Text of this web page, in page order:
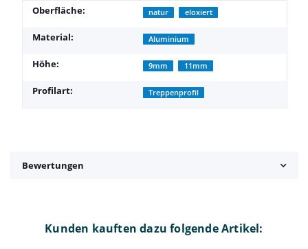
Produkteigenschaft
Wert
Oberfläche: natur eloxiert
Material: Aluminium
Höhe: 9mm 11mm
Profilart: Treppenprofil
Bewertungen
Kunden kauften dazu folgende Artikel: